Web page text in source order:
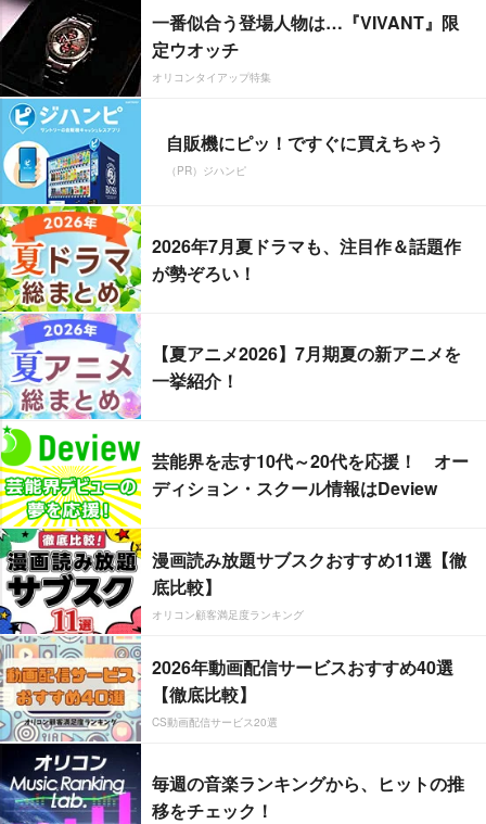
一番似合う登場人物は…『VIVANT』限
定ウオッチ
オリコンタイアップ特集
自販機にピッ！ですぐに買えちゃう
（PR）ジハンピ
2026年7月夏ドラマも、注目作＆話題作
が勢ぞろい！
【夏アニメ2026】7月期夏の新アニメを
一挙紹介！
芸能界を志す10代～20代を応援！ オー
ディション・スクール情報はDeview
漫画読み放題サブスクおすすめ11選【徹
底比較】
オリコン顧客満足度ランキング
2026年動画配信サービスおすすめ40選
【徹底比較】
CS動画配信サービス20選
毎週の音楽ランキングから、ヒットの推
移をチェック！